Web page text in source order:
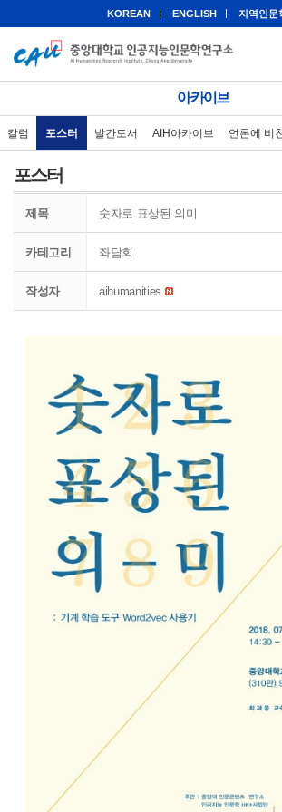
KOREAN ENGLISH 지역인문
아카이브
칼럼 포스터 발간도서 AIH아카이브 언론에 비
포스터
제목 숫자로 표상된 의미
카테고리 좌담회
작성자 aihumanities